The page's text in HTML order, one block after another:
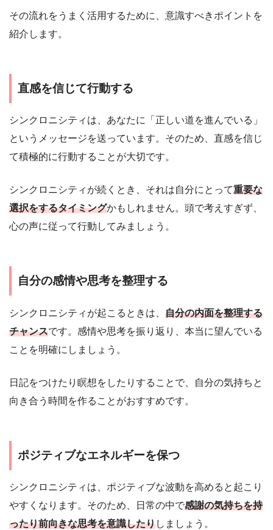
その流れをうまく活用するために、意識すべきポイントを
紹介します。
直感を信じて行動する
シンクロニシティは、あなたに「正しい道を進んでいる」
というメッセージを送っています。そのため、直感を信じ
て積極的に行動することが大切です。
シンクロニシティが続くとき、それは自分にとって重要な
選択をするタイミングかもしれません。頭で考えすぎず、
心の声に従って行動してみましょう。
自分の感情や思考を整理する
シンクロニシティが起こるときは、 自分の内面を整理する
チャンスです。感情や思考を振り返り、本当に望んでいる
ことを明確にしましょう。
日記をつけたり瞑想をしたりすることで、自分の気持ちと
向き合う時間を作ることがおすすめです。
ポジティブなエネルギーを保つ
シンクロニシティは、ポジティブな波動を高めると起こり
やすくなります。そのため、日常の中で感謝の気持ちを持
ったり前向きな思考を意識したりしましょう。